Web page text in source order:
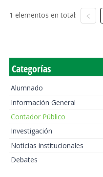
1 elementos en total:
Categorías
Alumnado
Información General
Contador Público
Investigación
Noticias institucionales
Debates